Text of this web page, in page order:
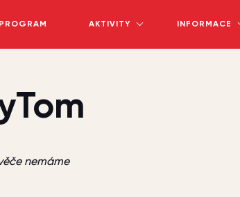
PROGRAM AKTIVITY INFORMACE
nemáme